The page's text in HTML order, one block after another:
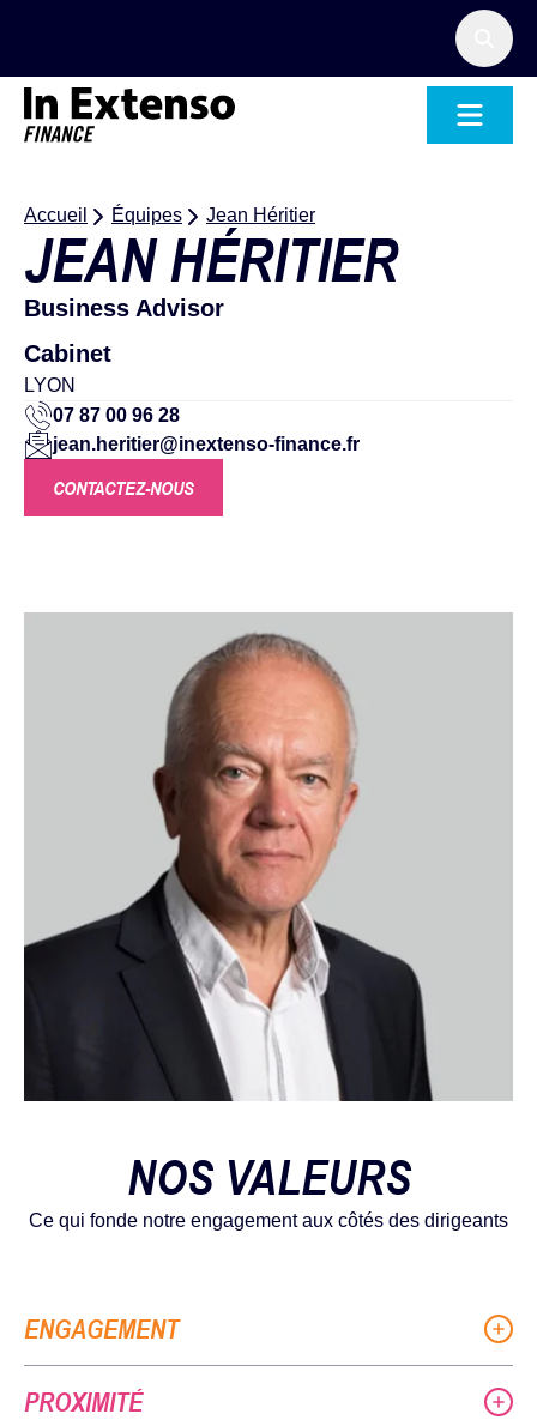
Accueil Équipes Jean Héritier
JEAN HÉRITIER
Business Advisor
Cabinet
LYON
07 87 00 96 28
jean.heritier@inextenso-finance.fr
CONTACTEZ-NOUS
NOS VALEURS
Ce qui fonde notre engagement aux côtés des dirigeants
ENGAGEMENT
PROXIMITÉ